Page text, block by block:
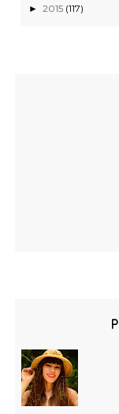
►2015 (117)